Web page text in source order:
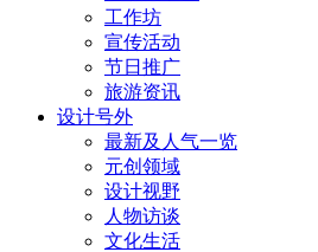
工作坊
宣传活动
节日推广
旅游资讯
设计号外
最新及人气一览
元创领域
设计视野
人物访谈
文化生活